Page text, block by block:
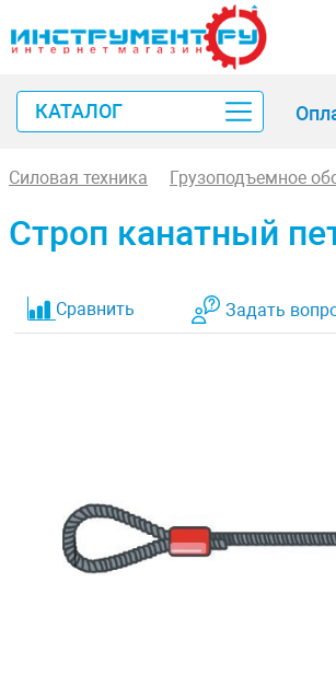
КАТАЛОГ
Силовая техника Грузоподъемное
Строп канатный
Сравнить Задать